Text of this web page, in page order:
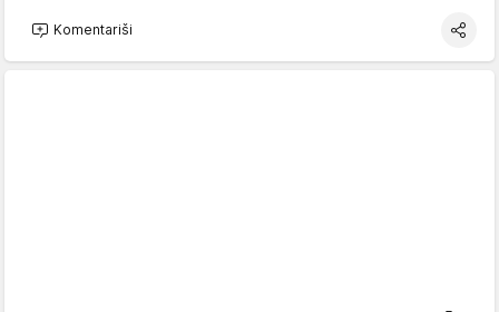
Komentariši